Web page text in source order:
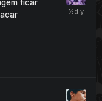
ficar